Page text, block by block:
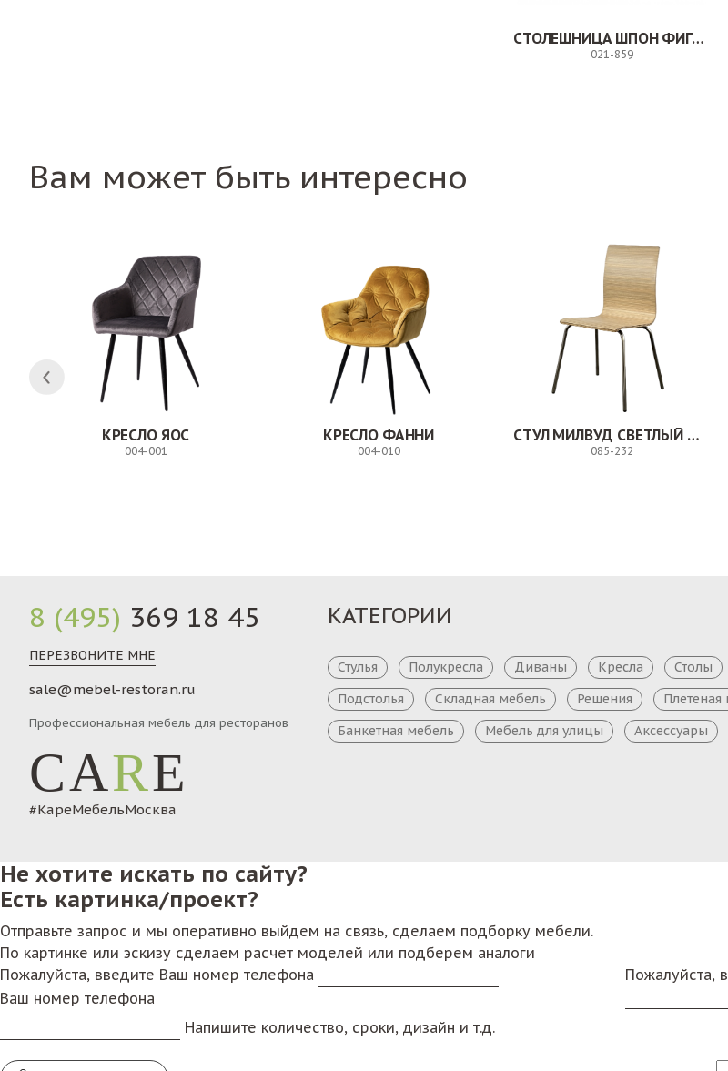
СТОЛЕШНИЦА ШПОН ФИГУРНАЯ КРОМКА
021-859
Вам может быть интересно
КРЕСЛО ЯОС
004-001
КРЕСЛО ФАННИ
004-010
СТУЛ МИЛВУД СВЕТЛЫЙ ШЕЛК
085-232
8 (495) 369 18 45
ПЕРЕЗВОНИТЕ МНЕ
sale@mebel-restoran.ru
Профессиональная мебель для ресторанов
CARE
#КареМебельМосква
КАТЕГОРИИ
Стулья Полукресла Диваны Кресла Столы
Подстолья
Складная мебель Решения
Плетеная
Банкетная мебель
Мебель для улицы Аксессуары
Не хотите искать по сайту?
Есть картинка/проект?
Отправьте запрос и мы оперативно выйдем на связь, сделаем подборку мебели.
По картинке или эскизу сделаем расчет моделей или подберем аналоги
Пожалуйста, введите Ваш номер телефона
Ваш номер телефона
Пожалуйста,
Напишите количество, сроки, дизайн и т.д.